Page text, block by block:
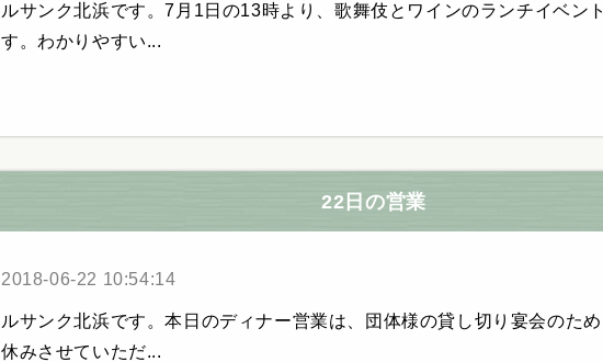
ルサンク北浜です。7月1日の13時より、歌舞伎とワインのランチイベン
す。わかりやすい...
22日の営業
2018-06-22 10:54:14
ルサンク北浜です。本日のディナー営業は、団体様の貸し切り宴会のた
休みさせていただ...